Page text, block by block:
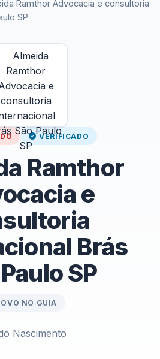
Ramthor Advocacia e consultoria
SP
VERIFICADO
Ramthor
e
Brás
SP
NO GUIA
Nascimento